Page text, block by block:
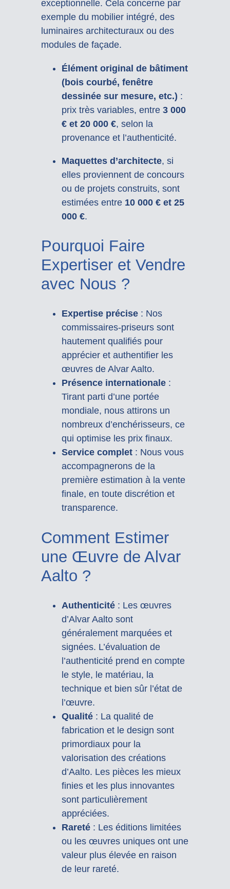
exceptionnelle. Cela concerne par
exemple du mobilier intégré, des
luminaires architecturaux ou des
modules de façade.
Élément original de bâtiment
(bois courbé, fenêtre
dessinée sur mesure, etc.) :
prix très variables, entre 3 000
€ et 20 000 €, selon la
provenance et l’authenticité.
Maquettes d’architecte, si
elles proviennent de concours
ou de projets construits, sont
estimées entre 10 000 € et 25
000 €.
Pourquoi Faire
Expertiser et Vendre
avec Nous ?
Expertise précise: Nos
commissaires-priseurs sont
hautement qualifiés pour
apprécier et authentifier les
œuvres de Alvar Aalto.
Présence internationale:
Tirant parti d’une portée
mondiale, nous attirons un
nombreux d’enchérisseurs, ce
qui optimise les prix finaux.
Service complet: Nous vous
accompagnerons de la
première estimation à la vente
finale, en toute discrétion et
transparence.
Comment Estimer
une Œuvre de Alvar
Aalto ?
Authenticité: Les œuvres
d’Alvar Aalto sont
généralement marquées et
signées. L’évaluation de
l’authenticité prend en compte
le style, le matériau, la
technique et bien sûr l’état de
l’œuvre.
Qualité: La qualité de
fabrication et le design sont
primordiaux pour la
valorisation des créations
d’Aalto. Les pièces les mieux
finies et les plus innovantes
sont particulièrement
appréciées.
Rareté: Les éditions limitées
ou les œuvres uniques ont une
valeur plus élevée en raison
de leur rareté.